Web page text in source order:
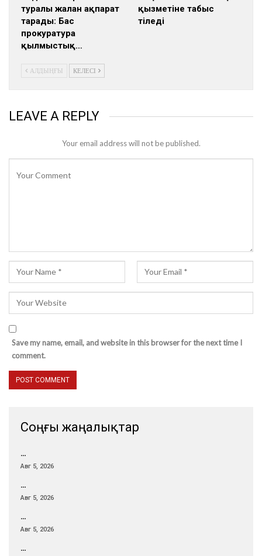
туралы жалған ақпарат
тарады: Бас
прокуратура
қылмыстық…
қызметіне табыс
тіледі
АЛДЫҢҒЫ КЕЛЕСІ
LEAVE A REPLY
Your email address will not be published.
Save my name, email, and website in this browser for the next time I
comment.
Соңғы жаңалықтар
…
Авг 5, 2026
…
Авг 5, 2026
…
Авг 5, 2026
…